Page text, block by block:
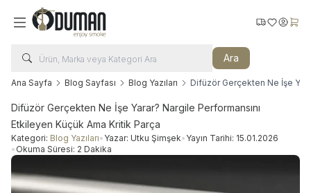
Ara
Kargo Takip
Favorilerim
Ana Sayfa Blog Sayfası Blog Yazıları Difüzör Gerçekten Ne İşe
Difüzör Gerçekten Ne İşe Yarar? Nargile Performansını
Etkileyen Küçük Ama Kritik Parça
Kategori: Blog Yazıları• Yazar: Utku Şimşek• Yayın Tarihi: 15.01.2026
• Okuma Süresi: 2 Dakika